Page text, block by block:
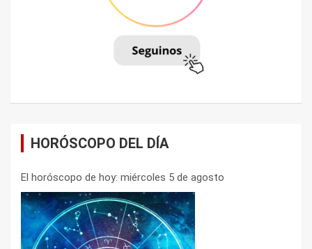
HORÓSCOPO DEL DÍA
El horóscopo de hoy: miércoles 5 de agosto